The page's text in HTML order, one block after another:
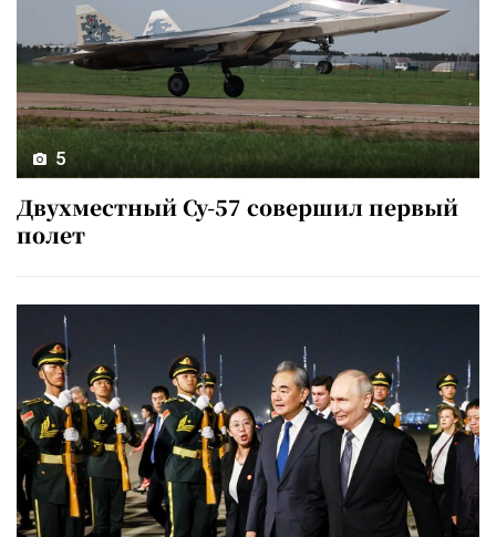
5
Двухместный Су-57 совершил первый
полет